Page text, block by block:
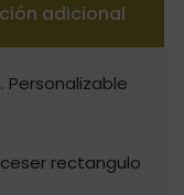
adicional
rectangulo